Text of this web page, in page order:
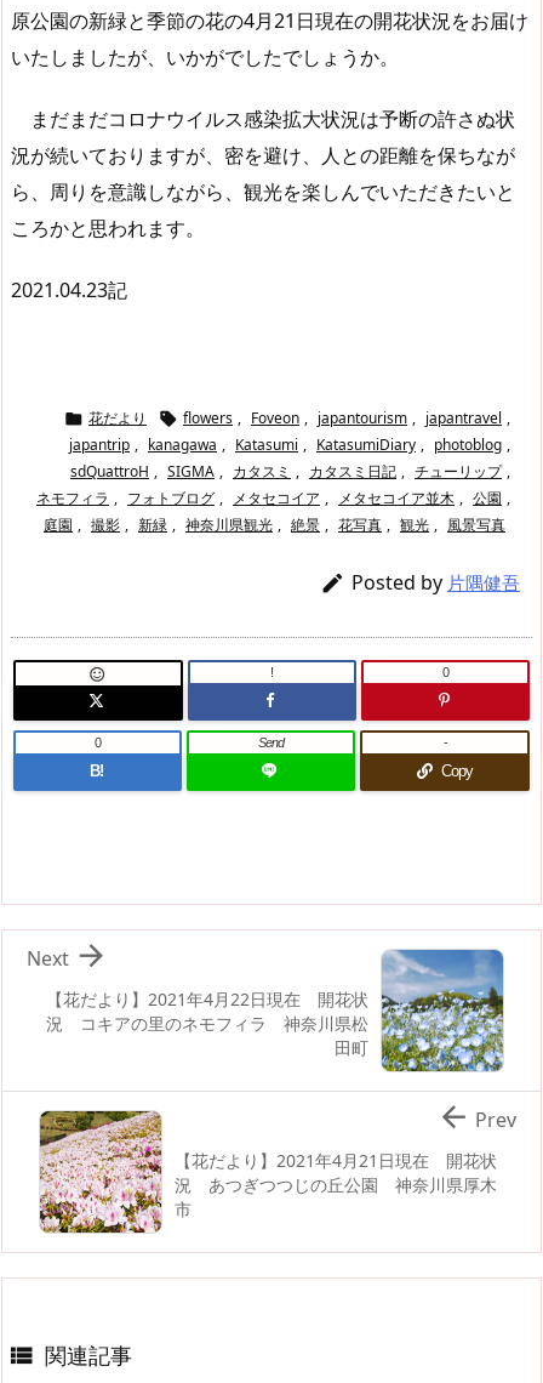
原公園の新緑と季節の花の4月21日現在の開花状況をお届け
いたしましたが、いかがでしたでしょうか。
まだまだコロナウイルス感染拡大状況は予断の許さぬ状
況が続いておりますが、密を避け、人との距離を保ちなが
ら、周りを意識しながら、観光を楽しんでいただきたいと
ころかと思われます。
2021.04.23記
 花だより  flowers , Foveon , japantourism , japantravel ,
japantrip , kanagawa , Katasumi , KatasumiDiary , photoblog ,
sdQuattroH , SIGMA , カタスミ , カタスミ日記 , チューリップ ,
ネモフィラ , フォトブログ , メタセコイア , メタセコイア並木 , 公園 ,
庭園 , 撮影 , 新緑 , 神奈川県観光 , 絶景 , 花写真 , 観光 , 風景写真
 Posted by 片隅健吾
 ! 0
B!
0 Send
Copy
-
【花だより】2021年4月22日現在 開花状
況 コキアの里のネモフィラ 神奈川県松
田町

Next
【花だより】2021年4月21日現在 開花状
況 あつぎつつじの丘公園 神奈川県厚木
市
 Prev
 関連記事